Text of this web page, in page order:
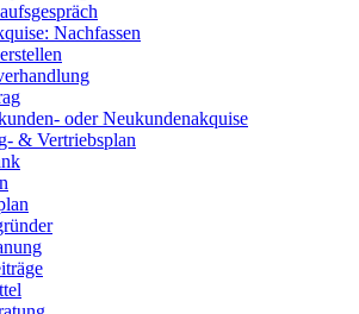
Nachfassen
oder Neukundenakquise
& Vertriebsplan